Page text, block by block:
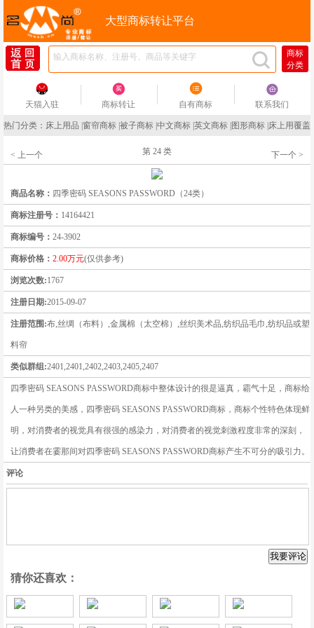
大型商标转让平台
商标
分类
天猫入驻 商标转让 自有商标 联系我们
热门分类： 床上用品 窗帘商标 被子商标 中文商标 英文商标 图形商标 床上用覆盖
< 上一个 第 24 类 下一个 >
商品名称： 四季密码 SEASONS PASSWORD（24类）
商标注册号： 14164421
商标编号： 24-3902
商标价格： 2.00万元(仅供参考)
浏览次数:1767
注册日期:2015-09-07
注册范围:布,丝绸（布料）,金属棉（太空棉）,丝织美术品,纺织品毛巾,纺织品或塑
料帘
类似群组:2401,2401,2402,2403,2405,2407
四季密码 SEASONS PASSWORD商标中整体设计的很是逼真，霸气十足，商标给
人一种另类的美感，四季密码 SEASONS PASSWORD商标，商标个性特色体现鲜
明，对消费者的视觉具有很强的感染力，对消费者的视觉刺激程度非常的深刻，
让消费者在霎那间对四季密码 SEASONS PASSWORD商标产生不可分的吸引力。
评论
猜你还喜欢：